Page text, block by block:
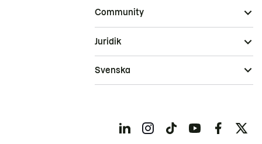
Community
Juridik
Svenska